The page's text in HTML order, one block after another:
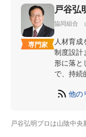
専門家
戸谷弘
協同組合
人材育
制度設計
形に落と
で、持続
他の
戸谷弘明プロは山陰中